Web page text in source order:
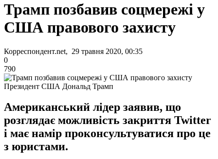
Трамп позбавив соцмережі у
США правового захисту
Корреспондент.net, 29 травня 2020, 00:35
0
790
Президент США Дональд Трамп
Американський лідер заявив, що
розглядає можливість закриття Twitter
і має намір проконсультуватися про це
з юристами.